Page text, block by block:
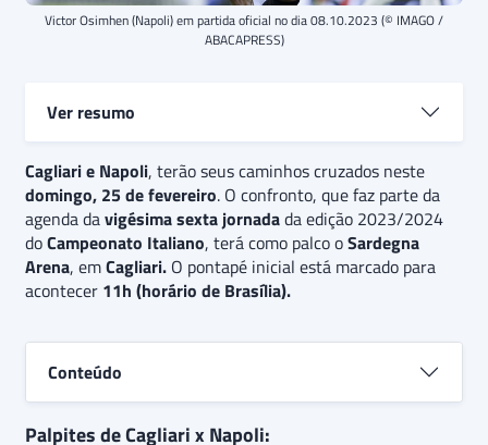
Victor Osimhen (Napoli) em partida oficial no dia 08.10.2023 (© IMAGO /
ABACAPRESS)
Ver resumo
Cagliari e Napolise enfrentam em jogo válido
pela26ª rodada da Série A 23/24. A Cagliari segue
atravessando um terrível momento na competição e
encara o Napoli, que não vence há dois jogos.O
palpite éde vitóriado Napoli, que conta com um
elenco mais consistente do que a equipe mandante.
o embate, indicando uma aposta extra de “abaixo de
2.5 gols”no jogo.
Cagliari e Napoli, terão seus caminhos cruzados neste
domingo, 25 de fevereiro. O confronto, que faz parte da
agenda davigésima sexta jornadada edição 2023/2024
doCampeonato Italiano, terá como palco oSardegna
Arena, emCagliari. O pontapé inicial está marcado para
acontecer 11h (horário de Brasília).
Conteúdo
Palpites de Cagliari x Napoli: